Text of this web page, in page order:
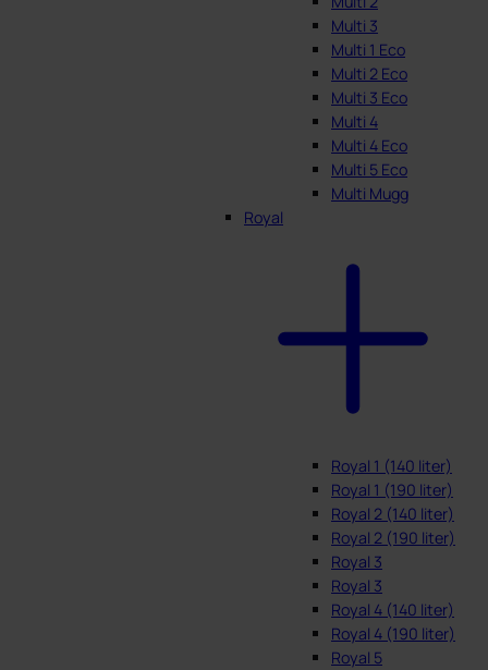
Multi 3
Multi 1 Eco
Multi 2 Eco
Multi 3 Eco
Multi 4
Multi 4 Eco
Multi 5 Eco
Multi Mugg
Royal
Royal 1 (140 liter)
Royal 1 (190 liter)
Royal 2 (140 liter)
Royal 2 (190 liter)
Royal 3
Royal 3
Royal 4 (140 liter)
Royal 4 (190 liter)
Royal 5